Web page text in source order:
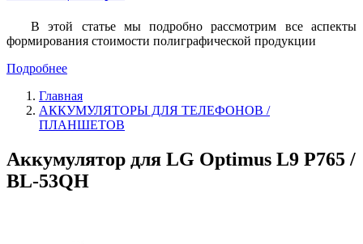
В этой статье мы подробно рассмотрим все аспекты
формирования стоимости полиграфической продукции
Подробнее
Главная
АККУМУЛЯТОРЫ ДЛЯ ТЕЛЕФОНОВ /
ПЛАНШЕТОВ
Аккумулятор для LG Optimus L9 P765 /
BL-53QH